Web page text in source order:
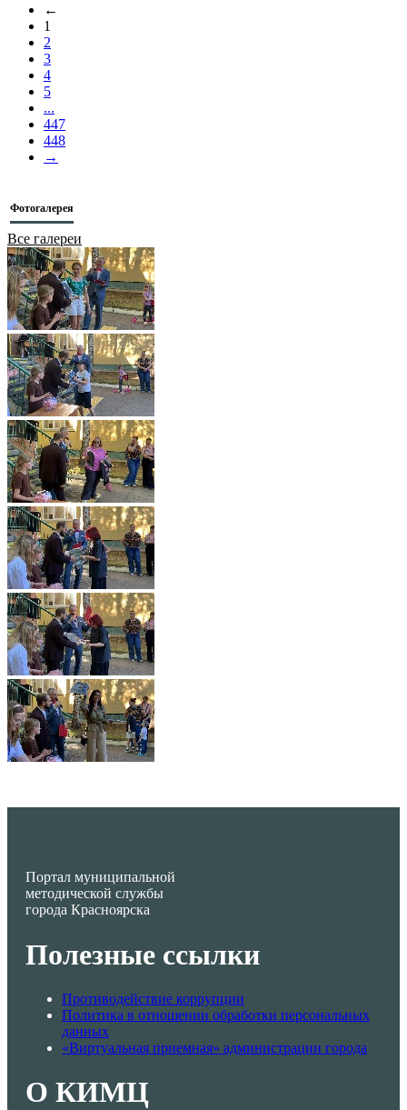
←
1
2
3
4
5
...
447
448
→
Фотогалерея
Все галереи
Портал муниципальной
методической службы
города Красноярска
Полезные ссылки
Противодействие коррупции
Политика в отношении обработки персональных
данных
«Виртуальная приемная» администрации города
О КИМЦ